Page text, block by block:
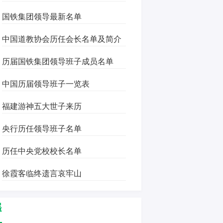
国铁集团领导最新名单
中国道教协会历任会长名单及简介
历届国铁集团领导班子成员名单
中国历届领导班子一览表
福建游神五大世子来历
央行历任领导班子名单
历任中央党校校长名单
徐霞客临终遗言哀牢山